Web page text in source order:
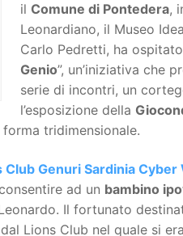
il Comune di Pontedera,
Leonardiano, il Museo
Carlo Pedretti, ha
Genio”, un’iniziativa che
serie di incontri, un
l’esposizione della
tridimensionale.
Club Genuri Sardinia Cyber
ad un bambino
Il fortunato
Lions Club nel quale si